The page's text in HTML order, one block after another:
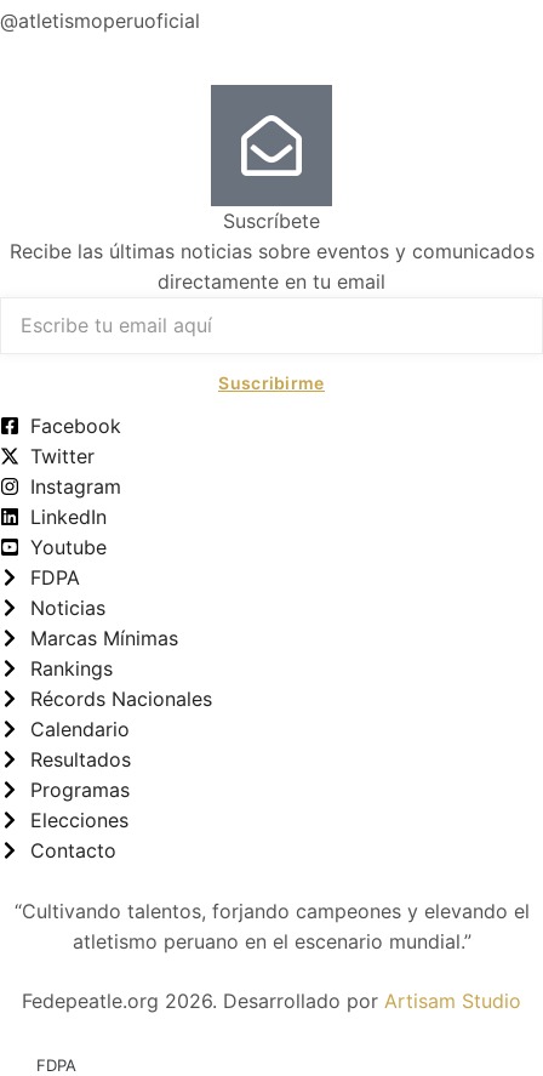
@atletismoperuoficial
Suscríbete
Recibe las últimas noticias sobre eventos y comunicados
directamente en tu email
Suscribirme
Facebook
Twitter
Instagram
LinkedIn
Youtube
FDPA
Noticias
Marcas Mínimas
Rankings
Récords Nacionales
Calendario
Resultados
Programas
Elecciones
Contacto
“Cultivando talentos, forjando campeones y elevando el
atletismo peruano en el escenario mundial.”
Fedepeatle.org 2026. Desarrollado por Artisam Studio
FDPA